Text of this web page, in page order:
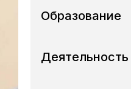
Образование
Деятельность